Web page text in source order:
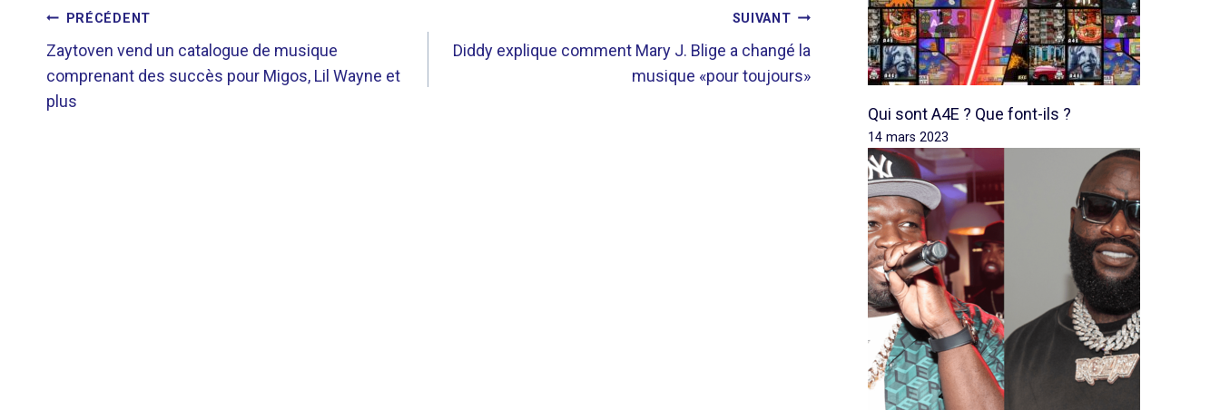
NAVIGATION
DE
L’ARTICLE
PRÉCÉDENT
Zaytoven vend un catalogue de musique
comprenant des succès pour Migos, Lil Wayne et
plus
SUIVANT
Diddy explique comment Mary J. Blige a changé la
musique «pour toujours»
Qui sont A4E ? Que font-ils ?
14 mars 2023